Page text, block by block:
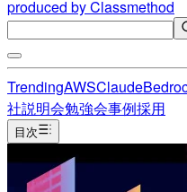
produced by Classmethod
TrendingAWSClaude
社説明会勉強会事例採用
目次